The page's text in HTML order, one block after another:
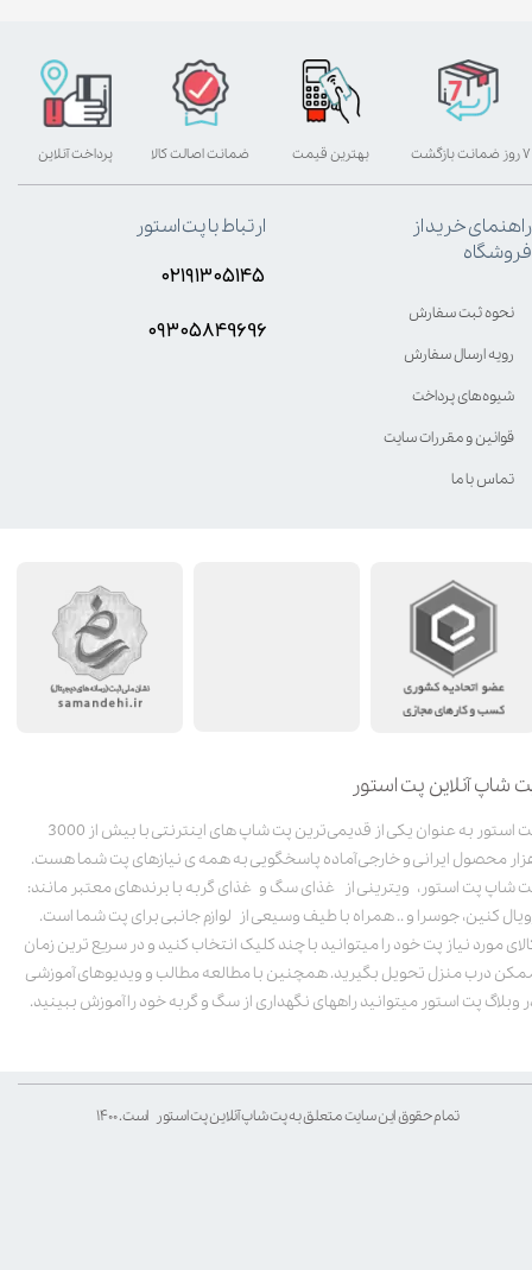
شاپ آنلاین پت استور
پت استور به عنوان یکی از قدیمی‌ترین پت شاپ های اینترنتی با بیش از 3000
محصول ایرانی و خارجی آماده پاسخگویی به همه ی نیازهای پت شما هست.
شاپ پت استور، ویترینی از غذای سگ و غذای گربه با برندهای معتبر مانند:
کنین، جوسرا و .. همراه با طیف وسیعی از لوازم جانبی برای پت شما است.
مورد نیاز پت خود را میتوانید با چند کلیک انتخاب کنید و در سریع ترین زمان
درب منزل تحویل بگیرید. همچنین با مطالعه مطالب و ویدیوهای آموزشی
وبلاگ پت استور میتوانید راههای نگهداری از سگ و گربه خود را آموزش ببینید.
تمام حقوق این سایت متعلق به پت شاپ آنلاین پت استور است. ۱۴۰۰
بهترین قیمت پرداخت آنلاین ۷ روز ضمانت بازگشت ضمانت اصالت کالا
راهنمای خرید از
فروشگاه
نحوه ثبت سفارش
رویه ارسال سفارش
شیوه‌های پرداخت
قوانین و مقررات سایت
تماس با ما
ارتباط با پت استور
۰۲۱۹۱۳۰۵۱۴۵
۰۹۳۰۵8۴9696